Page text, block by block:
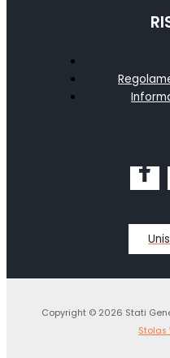
Copyright © 2026 Stati
Stolas